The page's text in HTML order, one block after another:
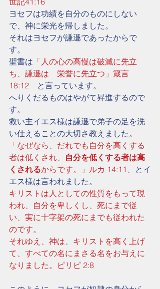
ヨセフは功績を自分のものにしない
で、神に栄光を帰しました。
それはヨセフが謙遜であったからで
す。
聖書は 「人の心の高慢は破滅に先立
ち、謙遜は　栄誉に先立つ」箴言
18:12 と言っています。
へりくだるものはやがて昇進するので
す。
救い主イエス様は謙遜で弟子の足を洗
い仕えることの大切さ教えました。
「なぜなら、だれでも自分を高くする
者は低くされ、 自分を低くする者は高
くされるからです。」ルカ 14:11、 とイ
エス様は言われました。
キリストは人としての性質をもって現
われ、自分を卑しくし、死にまで従
い、実に十字架の死にまでも従われた
のです。
それゆえ、神は、キリストを高く上げ
て、すべての名にまさる名をお与えに
なりました。ピリピ 2:8